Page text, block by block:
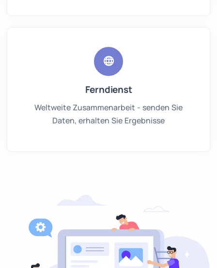
Ferndienst
Weltweite Zusammenarbeit - senden Sie
Daten, erhalten Sie Ergebnisse